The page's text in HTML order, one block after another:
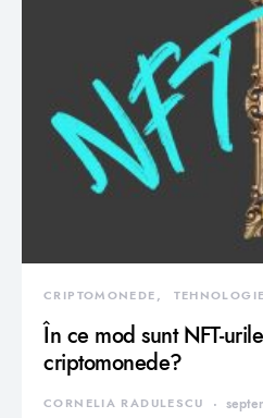
CRIPTOMONEDE TEHNOLOGIE
În ce mod sunt NFT-
criptomonede?
CORNELIA RADULESCU